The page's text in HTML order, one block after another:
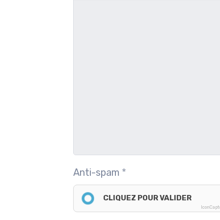
Anti-spam
CLIQUEZ POUR VALIDER